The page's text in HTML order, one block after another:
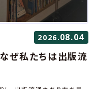
2026.08.04
なぜ私たちは出版流